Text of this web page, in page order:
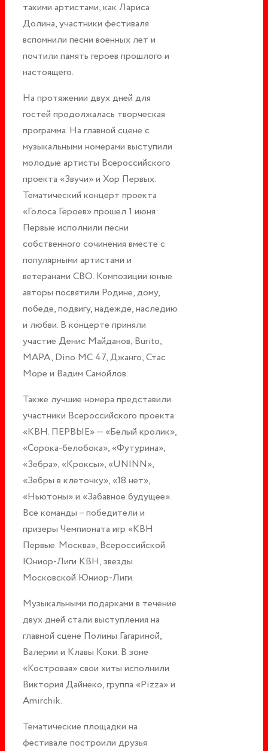
такими артистами, как Лариса
Долина, участники фестиваля
вспомнили песни военных лет и
почтили память героев прошлого и
настоящего.
На протяжении двух дней для
гостей продолжалась творческая
программа. На главной сцене с
музыкальными номерами выступили
молодые артисты Всероссийского
проекта «Звучи» и Хор Первых.
Тематический концерт проекта
«Голоса Героев» прошел 1 июня:
Первые исполнили песни
собственного сочинения вместе с
популярными артистами и
ветеранами СВО. Композиции юные
авторы посвятили Родине, дому,
победе, подвигу, надежде, наследию
и любви. В концерте приняли
участие Денис Майданов, Burito,
МАРА, Dino MC 47, Джанго, Стас
Море и Вадим Самойлов.
Также лучшие номера представили
участники Всероссийского проекта
«КВН. ПЕРВЫЕ» — «Белый кролик»,
«Сорока-белобока», «Футурина»,
«Зебра», «Кроксы», «UNINN»,
«Зебры в клеточку», «18 нет»,
«Ньютоны» и «Забавное будущее».
Все команды – победители и
призеры Чемпионата игр «КВН
Первые. Москва», Всероссийской
Юниор-Лиги КВН, звезды
Московской Юниор-Лиги.
Музыкальными подарками в течение
двух дней стали выступления на
главной сцене Полины Гагариной,
Валерии и Клавы Коки. В зоне
«Костровая» свои хиты исполнили
Виктория Дайнеко, группа «Pizza» и
Amirchik.
Тематические площадки на
фестивале построили друзья